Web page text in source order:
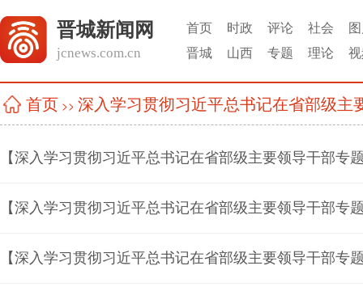
晋城新闻网
jcnews.com.cn
首页 时政 评论 社会
晋城
山西 专题 理论
首页 >> 深入学习贯彻习近平总书记在省部级